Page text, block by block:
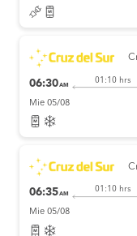
06:30AM
01:10 hrs
Mie 05/08
06:35AM
01:10 hrs
Mie 05/08